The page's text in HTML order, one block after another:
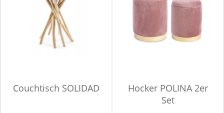
Couchtisch SOLIDAD
Hocker POLINA 2er
Set